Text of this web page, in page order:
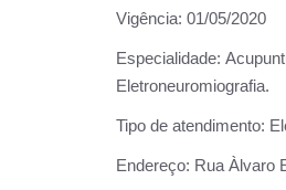
Vigência: 01/05/2020
Especialidade:
Eletroneuromiografia.
Tipo de atendimento:
Endereço: Rua Àlvaro